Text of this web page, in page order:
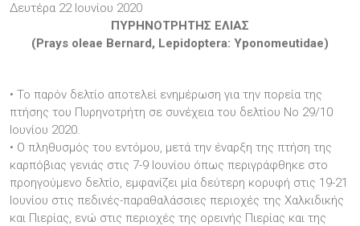
Δευτέρα 22 Ιουνίου 2020
ΠΥΡΗΝΟΤΡΗΤΗΣ ΕΛΙΑΣ
(Prays oleae Bernard, Lepidoptera: Yponomeutidae)
• Το παρόν δελτίο αποτελεί ενημέρωση για την πορεία της
πτήσης του Πυρηνοτρήτη σε συνέχεια του δελτίου No 29/10
Ιουνίου 2020.
• Ο πληθυσμός του εντόμου, μετά την έναρξη της πτήση της
καρπόβιας γενιάς στις 7-9 Ιουνίου όπως περιγράφθηκε στο
προηγούμενο δελτίο, εμφανίζει μία δεύτερη κορυφή στις 19-21
Ιουνίου στις πεδινές-παραθαλάσσιες περιοχές της Χαλκιδικής
και Πιερίας, ενώ στις περιοχές της ορεινής Πιερίας και της